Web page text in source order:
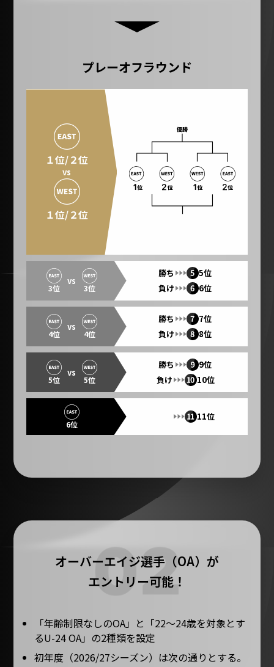
プレーオフラウンド
１位/２位
vs
１位/２位
3位
vs
3位
勝ち
5位
負け
6位
4位
vs
4位
勝ち
7位
負け
8位
5位
vs
5位
勝ち
9位
負け
10位
6位
11位
オーバーエイジ選手（OA）が
エントリー可能！
「年齢制限なしのOA」と「22～24歳を対象とす
るU-24 OA」の2種類を設定
初年度（2026/27シーズン）は次の通りとする。